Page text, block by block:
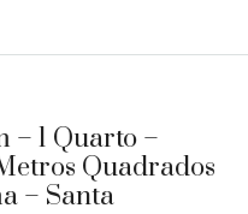
– 1 Quarto –
Quadrados
– Santa